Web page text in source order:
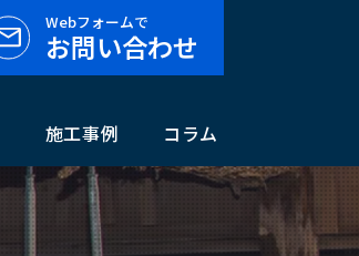
施工事例 コラム
Webフォームで
お問い合わせ